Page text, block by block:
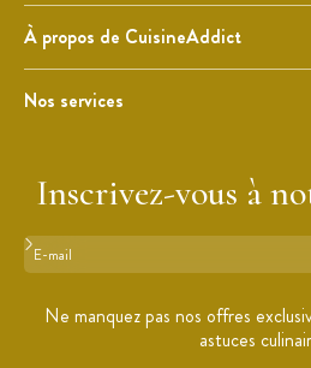
À propos de CuisineAddict
Nos services
Inscrivez-vous à
Format : adresse@email.com
Ne manquez pas nos offres
astuces